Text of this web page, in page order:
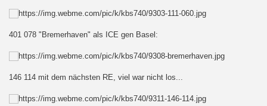
401 078 "Bremerhaven" als ICE gen Basel:
146 114 mit dem nächsten RE, viel war nicht los...